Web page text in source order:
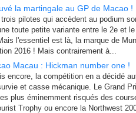
la martingale au GP de Macao !
pilotes qui accèdent au podium
toute petite variante entre le 2e et
l'essentiel est là, la marque de
2016 ! Mais contrairement à...
Macau : Hickman number one !
encore, la compétition en a décidé
et casse mécanique. Le Grand
plus éminemment risqués des
Trophy ou encore la Northwest